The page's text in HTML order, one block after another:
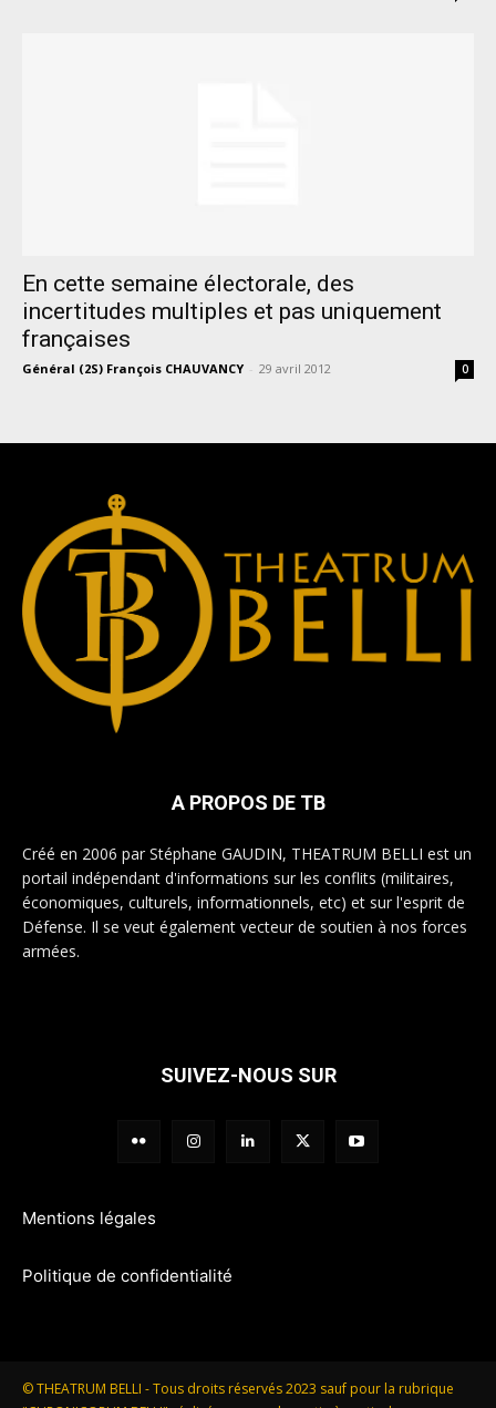
En cette semaine électorale, des
incertitudes multiples et pas uniquement
françaises
Général (2S) François CHAUVANCY - 29 avril 2012 0
A PROPOS DE TB
Créé en 2006 par Stéphane GAUDIN, THEATRUM BELLI est un
portail indépendant d'informations sur les conflits (militaires,
économiques, culturels, informationnels, etc) et sur l'esprit de
Défense. Il se veut également vecteur de soutien à nos forces
armées.
SUIVEZ-NOUS SUR
Mentions légales
Politique de confidentialité
© THEATRUM BELLI - Tous droits réservés 2023 sauf pour la rubrique